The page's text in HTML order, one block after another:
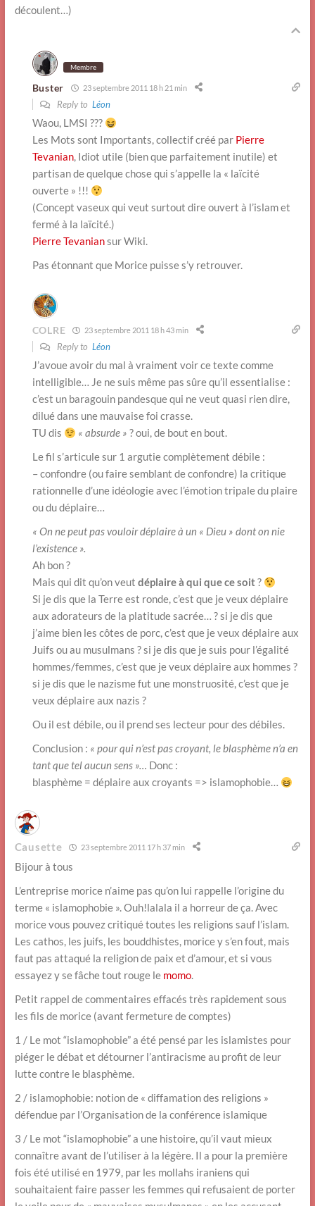
découlent…)
Membre
Buster 23 septembre 2011 18 h 21 min
Reply to Léon
Waou, LMSI ???
Les Mots sont Importants, collectif créé par Pierre
Tevanian, Idiot utile (bien que parfaitement inutile) et
partisan de quelque chose qui s’appelle la « laïcité
ouverte » !!!
(Concept vaseux qui veut surtout dire ouvert à l’islam et
fermé à la laïcité.)
Pierre Tevaniansur Wiki.
Pas étonnant que Morice puisse s’y retrouver.
COLRE 23 septembre 2011 18 h 43 min
Reply to Léon
J’avoue avoir du mal à vraiment voir ce texte comme
intelligible… Je ne suis même pas sûre qu’il essentialise :
c’est un baragouin pandesque qui ne veut quasi rien dire,
dilué dans une mauvaise foi crasse.
TU dis
« absurde » ? oui, de bout en bout.
Le fil s’articule sur 1 argutie complètement débile :
– confondre (ou faire semblant de confondre) la critique
rationnelle d’une idéologie avec l’émotion tripale du plaire
ou du déplaire…
« On ne peut pas vouloir déplaire à un « Dieu » dont on nie
l’existence ».
Ah bon ?
Mais qui dit qu’on veut déplaire à qui que ce soit?
Si je dis que la Terre est ronde, c’est que je veux déplaire
aux adorateurs de la platitude sacrée… ? si je dis que
j’aime bien les côtes de porc, c’est que je veux déplaire aux
Juifs ou au musulmans ? si je dis que je suis pour l’égalité
hommes/femmes, c’est que je veux déplaire aux hommes ?
si je dis que le nazisme fut une monstruosité, c’est que je
veux déplaire aux nazis ?
Ou il est débile, ou il prend ses lecteur pour des débiles.
Conclusion : « pour qui n’est pas croyant, le blasphème n’a en
tant que tel aucun sens »… Donc :
blasphème = déplaire aux croyants => islamophobie…
Causette 23 septembre 2011 17 h 37 min
Bijour à tous
L’entreprise morice n’aime pas qu’on lui rappelle l’origine du
terme « islamophobie ». Ouh!lalala il a horreur de ça. Avec
morice vous pouvez critiqué toutes les religions sauf l’islam.
Les cathos, les juifs, les bouddhistes, morice y s’en fout, mais
faut pas attaqué la religion de paix et d’amour, et si vous
essayez y se fâche tout rouge le momo.
Petit rappel de commentaires effacés très rapidement sous
les fils de morice (avant fermeture de comptes)
1 / Le mot “islamophobie” a été pensé par les islamistes pour
piéger le débat et détourner l’antiracisme au profit de leur
lutte contre le blasphème.
2 / islamophobie: notion de « diffamation des religions »
défendue par l’Organisation de la conférence islamique
3 / Le mot “islamophobie” a une histoire, qu’il vaut mieux
connaître avant de l’utiliser à la légère. Il a pour la première
fois été utilisé en 1979, par les mollahs iraniens qui
souhaitaient faire passer les femmes qui refusaient de porter